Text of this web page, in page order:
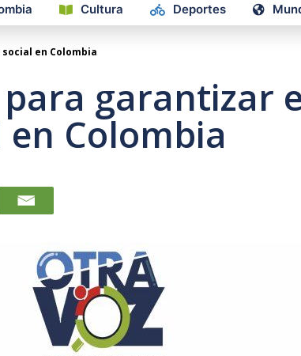
Cultura Deportes
en Colombia
garantizar
Colombia